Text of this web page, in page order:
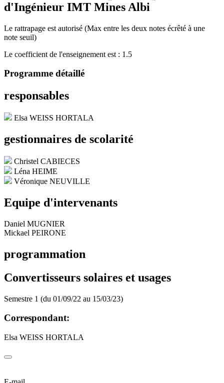
d'Ingénieur IMT Mines Albi
Le rattrapage est autorisé (Max entre les deux notes écrêté à une
note seuil)
Le coefficient de l'enseignement est : 1.5
Programme détaillé
responsables
Elsa WEISS HORTALA
gestionnaires de scolarité
Christel CABIECES
Léna HEIME
Véronique NEUVILLE
Equipe d'intervenants
Daniel MUGNIER
Mickael PEIRONE
programmation
Convertisseurs solaires et usages
Semestre 1 (du 01/09/22 au 15/03/23)
Correspondant:
Elsa WEISS HORTALA